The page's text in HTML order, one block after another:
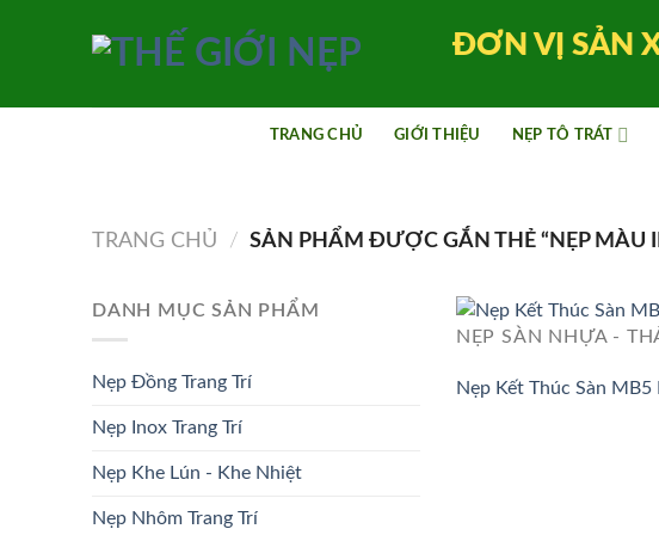
ĐƠN VỊ SẢN
TRANG CHỦ GIỚI THIỆU NẸP TÔ TRÁT
TRANG CHỦ / SẢN PHẨM ĐƯỢC GẮN THẺ “NẸP MÀU
DANH MỤC SẢN PHẨM
Nẹp Đồng Trang Trí
Nẹp Inox Trang Trí
Nẹp Khe Lún - Khe Nhiệt
Nẹp Nhôm Trang Trí
NẸP SÀN NHỰA -
Nẹp Kết Thúc Sàn MB5